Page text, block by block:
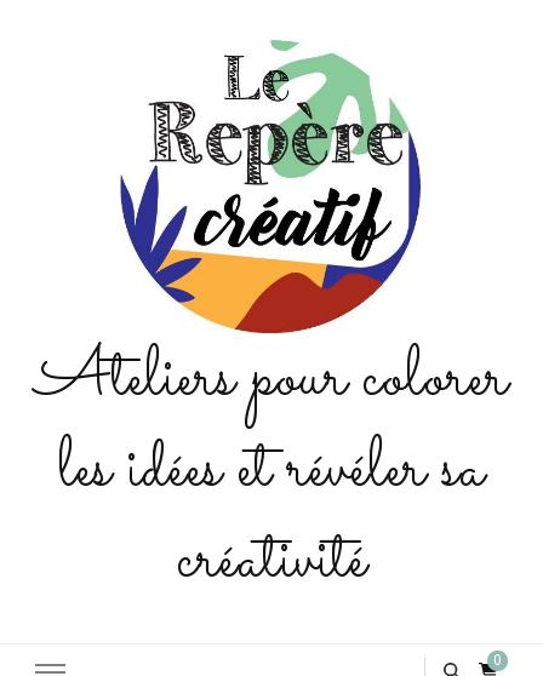
Ateliers pour colorer
les idées et révéler sa
créativité
0